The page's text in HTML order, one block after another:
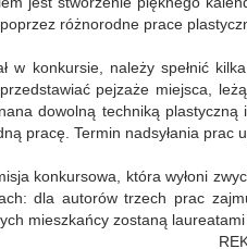
różnorodne prace
w konkursie, należy spełnić
pejzaże miejsca,
dowolną techniką
pracę. Termin nadsyłania prac
konkursowa, która wyłoni
dla autorów trzech prac
mieszkańcy zostaną laureatami